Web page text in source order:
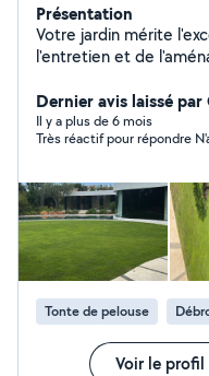
Présentation
Votre jardin mérite l'excellence !
l'entretien et de
Entretien complet :
désherbage,
massifs. Travaux spécialisés : installation & entretien
en toute sécurité. Qualité garantie : matériel
professionnel, finitions
Basé à Nice,
secteur pour
copropriétés. Mon objectif : un jardin propre,
harmonieux et soigné toute
conseils personnalisés Votre satisfaction est ma priorité.
Profitez du crédit
jardinage avec FLJARD1N Contactez-nous au
Dernier avis laissé
Il y a plus de 6 mois
Très réactif pour répondre
Tonte de pelouse
Voir le profil